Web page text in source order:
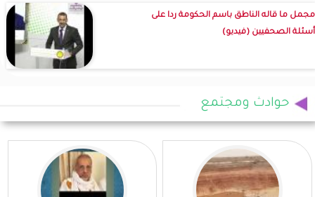
مجمل ما قاله الناطق باسم الحكومة ردا على
أسئلة الصحفيين (فيديو)
حوادث ومجتمع